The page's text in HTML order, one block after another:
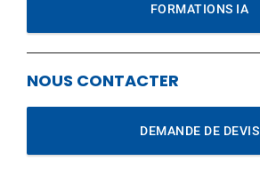
FORMATIONS IA
NOUS CONTACTER
DEMANDE DE DEVIS